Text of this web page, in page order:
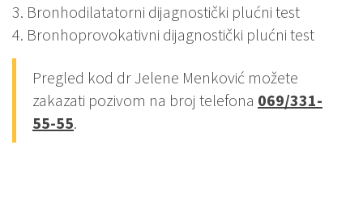
3. Bronhodilatatorni dijagnostički plućni test
4. Bronhoprovokativni dijagnostički plućni test
Pregled kod dr Jelene Menković možete
zakazati pozivom na broj telefona 069/331-
55-55.